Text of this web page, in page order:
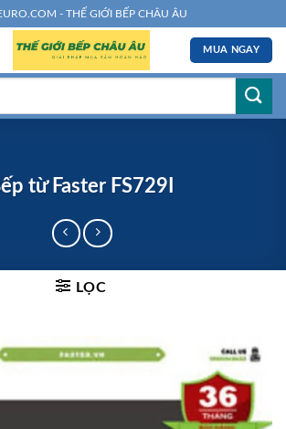
- THẾ GIỚI BẾP CHÂU ÂU
MUA NGAY
từ Faster FS729I
LỌC